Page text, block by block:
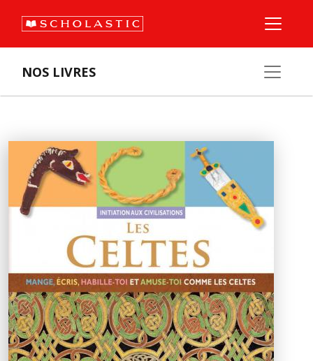
NOS LIVRES